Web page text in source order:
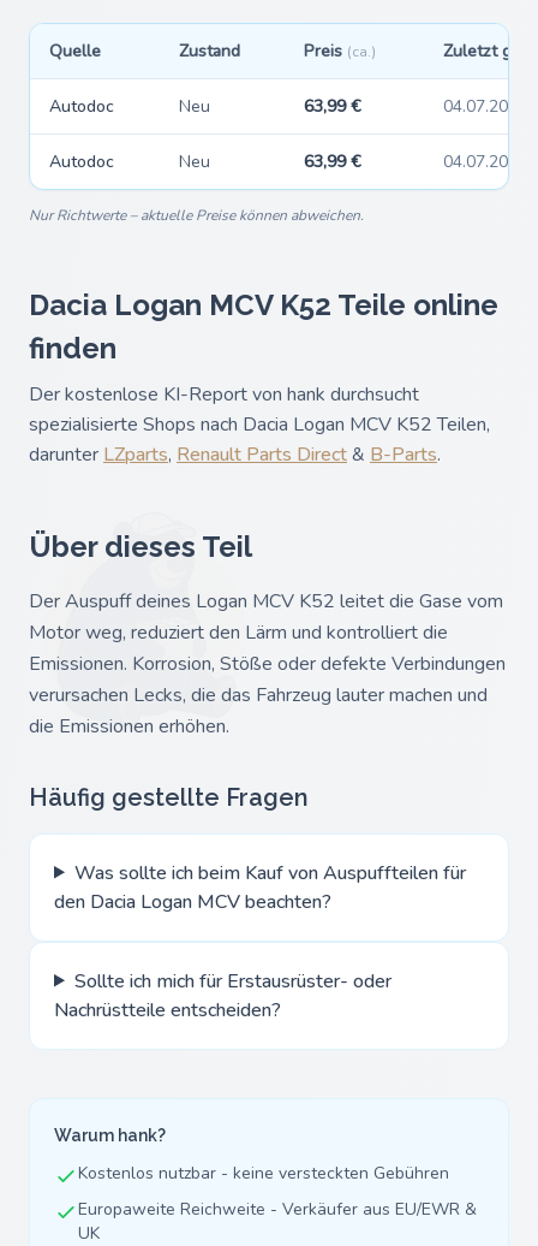
Quelle Zustand Preis (ca.) Zuletzt
Autodoc Neu 63,99 € 04.07.2026
Autodoc Neu 63,99 € 04.07.2026
Nur Richtwerte – aktuelle Preise können abweichen.
Dacia Logan MCV K52 Teile online
finden
Der kostenlose KI-Report von hank durchsucht
spezialisierte Shops nach Dacia Logan MCV K52 Teilen,
darunter LZparts, Renault Parts Direct& B-Parts.
Über dieses Teil
Der Auspuff deines Logan MCV K52 leitet die Gase vom
Motor weg, reduziert den Lärm und kontrolliert die
Emissionen. Korrosion, Stöße oder defekte Verbindungen
verursachen Lecks, die das Fahrzeug lauter machen und
die Emissionen erhöhen.
Häufig gestellte Fragen
Was sollte ich beim Kauf von Auspuffteilen für
den Dacia Logan MCV beachten?
Sollte ich mich für Erstausrüster- oder
Nachrüstteile entscheiden?
Warum hank?
Kostenlos nutzbar - keine versteckten Gebühren
Europaweite Reichweite - Verkäufer aus EU/EWR &
UK